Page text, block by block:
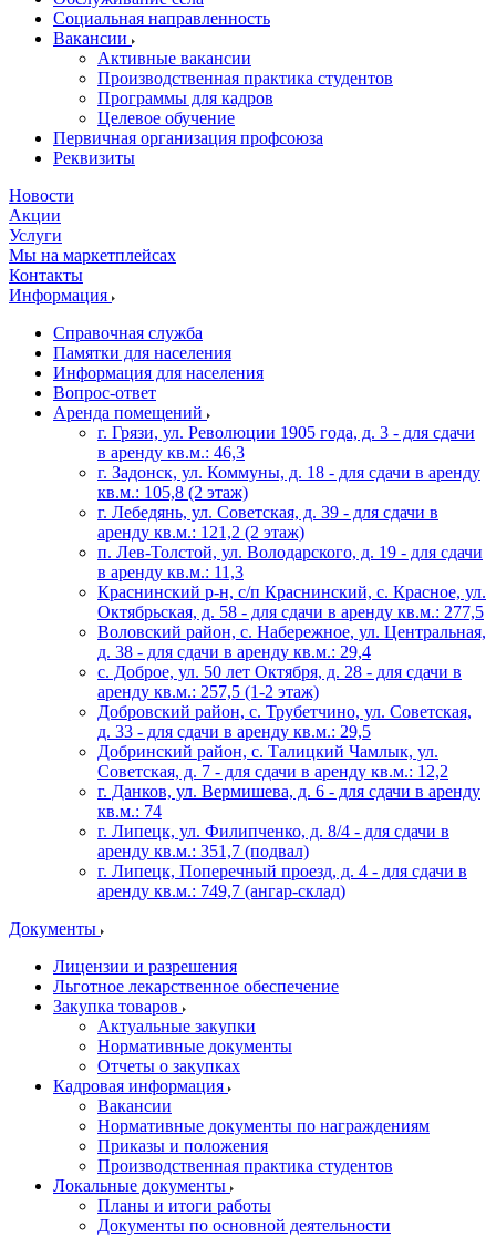
Социальная направленность
Вакансии
Активные вакансии
Производственная практика студентов
Программы для кадров
Целевое обучение
Первичная организация профсоюза
Реквизиты
Новости
Акции
Услуги
Мы на маркетплейсах
Контакты
Информация
Справочная служба
Памятки для населения
Информация для населения
Вопрос-ответ
Аренда помещений
г. Грязи, ул. Революции 1905 года, д. 3 - для сдачи
в аренду кв.м.: 46,3
г. Задонск, ул. Коммуны, д. 18 - для сдачи в аренду
кв.м.: 105,8 (2 этаж)
г. Лебедянь, ул. Советская, д. 39 - для сдачи в
аренду кв.м.: 121,2 (2 этаж)
п. Лев-Толстой, ул. Володарского, д. 19 - для сдачи
в аренду кв.м.: 11,3
Краснинский р-н, с/п Краснинский, с. Красное, ул.
Октябрьская, д. 58 - для сдачи в аренду кв.м.: 277,5
Воловский район, с. Набережное, ул. Центральная,
д. 38 - для сдачи в аренду кв.м.: 29,4
с. Доброе, ул. 50 лет Октября, д. 28 - для сдачи в
аренду кв.м.: 257,5 (1-2 этаж)
Добровский район, с. Трубетчино, ул. Советская,
д. 33 - для сдачи в аренду кв.м.: 29,5
Добринский район, с. Талицкий Чамлык, ул.
Советская, д. 7 - для сдачи в аренду кв.м.: 12,2
г. Данков, ул. Вермишева, д. 6 - для сдачи в аренду
кв.м.: 74
г. Липецк, ул. Филипченко, д. 8/4 - для сдачи в
аренду кв.м.: 351,7 (подвал)
г. Липецк, Поперечный проезд, д. 4 - для сдачи в
аренду кв.м.: 749,7 (ангар-склад)
Документы
Лицензии и разрешения
Льготное лекарственное обеспечение
Закупка товаров
Актуальные закупки
Нормативные документы
Отчеты о закупках
Кадровая информация
Вакансии
Нормативные документы по награждениям
Приказы и положения
Производственная практика студентов
Локальные документы
Планы и итоги работы
Документы по основной деятельности